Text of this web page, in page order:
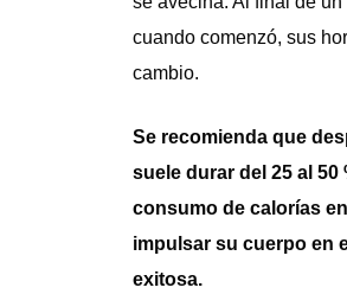
cuando comenzó, sus
cambio.
Se recomienda que
suele durar del 25 al
consumo de calorías
impulsar su cuerpo en
exitosa.